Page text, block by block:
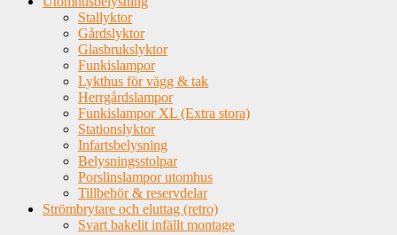
Stallyktor
Gårdslyktor
Glasbrukslyktor
Funkislampor
Lykthus för vägg & tak
Herrgårdslampor
Funkislampor XL (Extra stora)
Stationslyktor
Infartsbelysning
Belysningsstolpar
Porslinslampor utomhus
Tillbehör & reservdelar
Strömbrytare och eluttag (retro)
Svart bakelit infällt montage